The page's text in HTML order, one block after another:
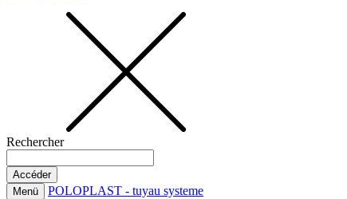
Rechercher
Menü POLOPLAST - tuyau systeme